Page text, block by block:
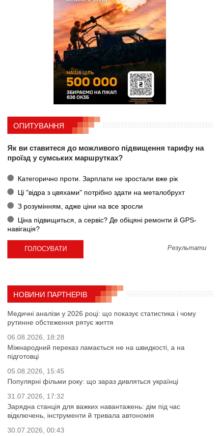
ОПИТУВАННЯ
Як ви ставитеся до можливого підвищення тарифу на
проїзд у сумських маршрутках?
Категорично проти. Зарплати не зростали вже рік
Ці "відра з цвяхами" потрібно здати на металобрухт
З розумінням, адже ціни на все зросли
Ціна підвищиться, а сервіс? Де обіцяні ремонти й GPS-
навігація?
Результати
НОВИНИ ПАРТНЕРІВ
Медичні аналізи у 2026 році: що показує статистика і чому
рутинне обстеження рятує життя
06.08.2026, 18:28
Міжнародний переказ ламається не на швидкості, а на
підготовці
05.08.2026, 15:45
Популярні фільми року: що зараз дивляться українці
31.07.2026, 17:32
Зарядна станція для важких навантажень: дім під час
відключень, інструменти й тривала автономія
30.07.2026, 00:43